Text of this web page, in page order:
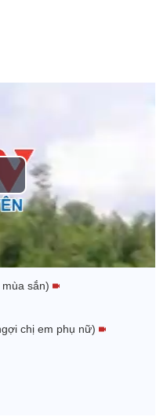
sắn)
chị em phụ nữ)